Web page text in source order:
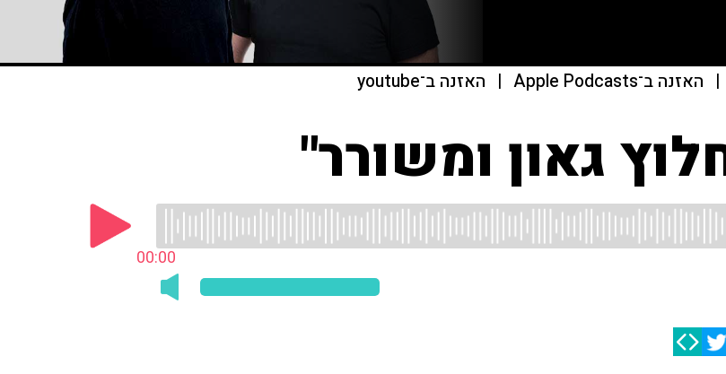
| האזנה ב־Apple Podcasts | האזנה ב־youtube
גאון ומשורר"
00:00